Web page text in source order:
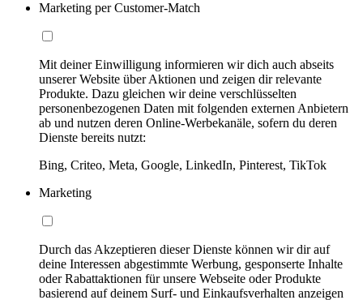
Marketing per Customer-Match
Mit deiner Einwilligung informieren wir dich auch abseits
unserer Website über Aktionen und zeigen dir relevante
Produkte. Dazu gleichen wir deine verschlüsselten
personenbezogenen Daten mit folgenden externen Anbietern
ab und nutzen deren Online-Werbekanäle, sofern du deren
Dienste bereits nutzt:
Bing, Criteo, Meta, Google, LinkedIn, Pinterest, TikTok
Marketing
Durch das Akzeptieren dieser Dienste können wir dir auf
deine Interessen abgestimmte Werbung, gesponserte Inhalte
oder Rabattaktionen für unsere Webseite oder Produkte
basierend auf deinem Surf- und Einkaufsverhalten anzeigen